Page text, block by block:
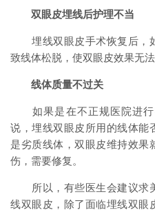
双眼皮埋线后护理不当
埋线双眼皮手术恢复后，
致线体松脱，使双眼皮效果无
线体质量不过关
如果是在不正规医院进行
说，埋线双眼皮所用的线体能
是劣质线体，双眼皮维持效果
伤，需要修复。
所以，有些医生会建议求
线双眼皮，除了面临埋线双眼